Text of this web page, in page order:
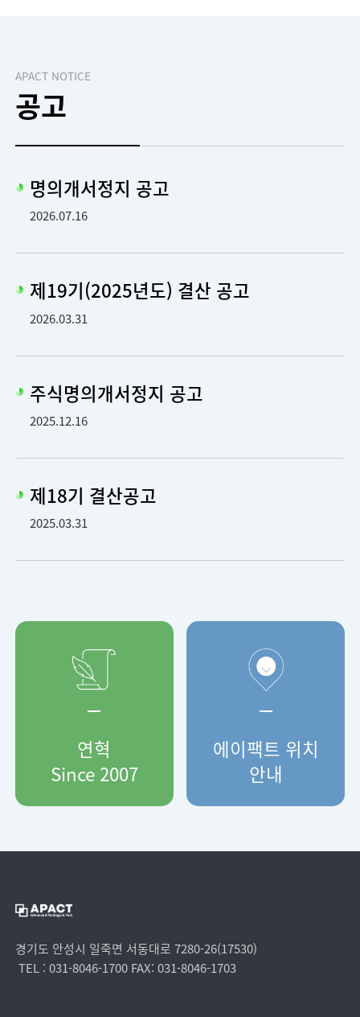
APACT NOTICE
공고
명의개서정지 공고
2026.07.16
제19기(2025년도) 결산 공고
2026.03.31
주식명의개서정지 공고
2025.12.16
제18기 결산공고
2025.03.31
연혁
Since2007
에이팩트 위치
안내
경기도 안성시 일죽면 서동대로 7280-26(17530)
TEL : 031-8046-1700 FAX: 031-8046-1703